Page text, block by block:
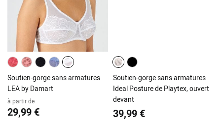
Soutien-gorge sans armatures
LEA by Damart
à partir de
29,99 €
Soutien-gorge sans armatures
Ideal Posture de Playtex, ouvert
devant
39,99 €